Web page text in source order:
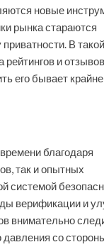
новые
рынка стараются
В такой
рейтингов и отзывов
его бывает
благодаря
так и опытных
системой
верификации и
внимательно
давления со